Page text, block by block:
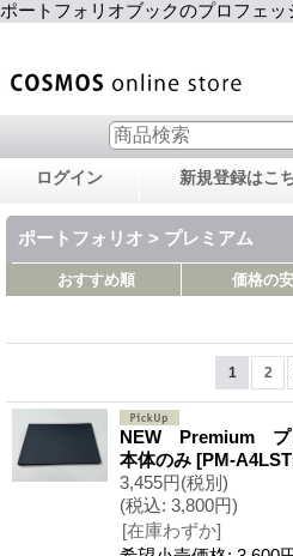
ポートフォリオブックのプロフェッ
ログイン 新規登録はこ
ポートフォリオ > プレミアム
おすすめ順 価格の
1 2
NEW Premium プ
本体のみ [PM-
3,455円(税別)
(税込: 3,800円)
[在庫わずか]